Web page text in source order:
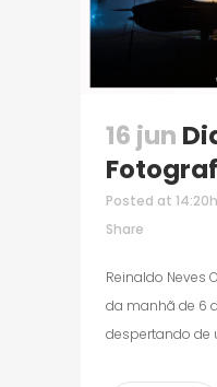
16 jun
Posted at 14:20h
Share
Reinaldo Neves
da manhã de 6
despertando de